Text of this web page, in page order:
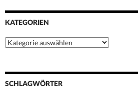
KATEGORIEN
Kategorien
SCHLAGWÖRTER